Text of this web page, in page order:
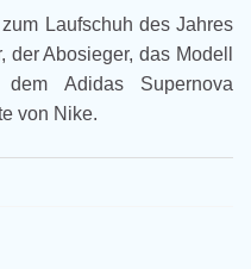
Laufschuh des Jahres
Abosieger, das Modell
Adidas Supernova
von Nike.